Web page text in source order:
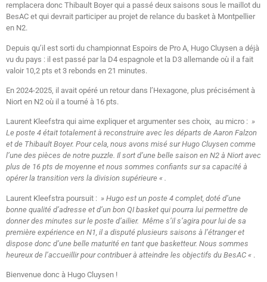
remplacera donc Thibault Boyer qui a passé deux saisons sous le maillot du
BesAC et qui devrait participer au projet de relance du basket à Montpellier
en N2.
Depuis qu’il est sorti du championnat Espoirs de Pro A, Hugo Cluysen a déjà
vu du pays : il est passé par la D4 espagnole et la D3 allemande où il a fait
valoir 10,2 pts et 3 rebonds en 21 minutes.
En 2024-2025, il avait opéré un retour dans l’Hexagone, plus précisément à
Niort en N2 où il a tourné à 16 pts.
Laurent Kleefstra qui aime expliquer et argumenter ses choix, au micro : »
Le poste 4 était totalement à reconstruire avec les départs de Aaron Falzon
et de Thibault Boyer. Pour cela, nous avons misé sur Hugo Cluysen comme
l’une des pièces de notre puzzle. Il sort d’une belle saison en N2 à Niort avec
plus de 16 pts de moyenne et nous sommes confiants sur sa capacité à
opérer la transition vers la division supérieure « .
Laurent Kleefstra poursuit : » Hugo est un poste 4 complet, doté d’une
bonne qualité d’adresse et d’un bon QI basket qui pourra lui permettre de
donner des minutes sur le poste d’ailier. Même s’il s’agira pour lui de sa
première expérience en N1, il a disputé plusieurs saisons à l’étranger et
dispose donc d’une belle maturité en tant que basketteur. Nous sommes
heureux de l’accueillir pour contribuer à atteindre les objectifs du BesAC « .
Bienvenue donc à Hugo Cluysen !